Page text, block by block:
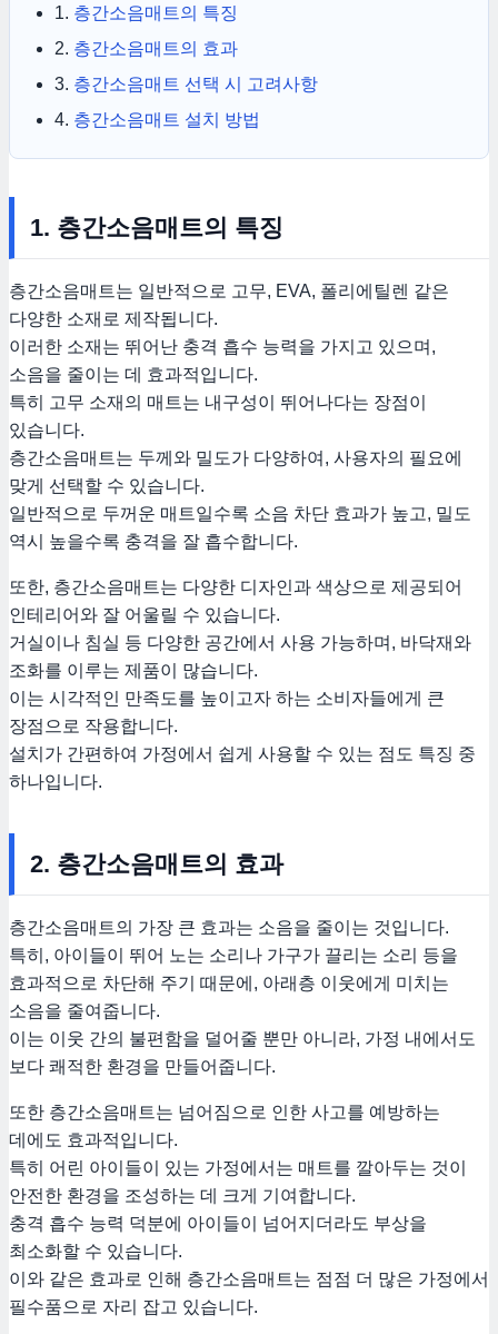
1. 층간소음매트의 특징
2. 층간소음매트의 효과
3. 층간소음매트 선택 시 고려사항
4. 층간소음매트 설치 방법
1. 층간소음매트의 특징
층간소음매트는 일반적으로 고무, EVA, 폴리에틸렌 같은
다양한 소재로 제작됩니다.
이러한 소재는 뛰어난 충격 흡수 능력을 가지고 있으며,
소음을 줄이는 데 효과적입니다.
특히 고무 소재의 매트는 내구성이 뛰어나다는 장점이
있습니다.
층간소음매트는 두께와 밀도가 다양하여, 사용자의 필요에
맞게 선택할 수 있습니다.
일반적으로 두꺼운 매트일수록 소음 차단 효과가 높고, 밀도
역시 높을수록 충격을 잘 흡수합니다.
또한, 층간소음매트는 다양한 디자인과 색상으로 제공되어
인테리어와 잘 어울릴 수 있습니다.
거실이나 침실 등 다양한 공간에서 사용 가능하며, 바닥재와
조화를 이루는 제품이 많습니다.
이는 시각적인 만족도를 높이고자 하는 소비자들에게 큰
장점으로 작용합니다.
설치가 간편하여 가정에서 쉽게 사용할 수 있는 점도 특징 중
하나입니다.
2. 층간소음매트의 효과
층간소음매트의 가장 큰 효과는 소음을 줄이는 것입니다.
특히, 아이들이 뛰어 노는 소리나 가구가 끌리는 소리 등을
효과적으로 차단해 주기 때문에, 아래층 이웃에게 미치는
소음을 줄여줍니다.
이는 이웃 간의 불편함을 덜어줄 뿐만 아니라, 가정 내에서도
보다 쾌적한 환경을 만들어줍니다.
또한 층간소음매트는 넘어짐으로 인한 사고를 예방하는
데에도 효과적입니다.
특히 어린 아이들이 있는 가정에서는 매트를 깔아두는 것이
안전한 환경을 조성하는 데 크게 기여합니다.
충격 흡수 능력 덕분에 아이들이 넘어지더라도 부상을
최소화할 수 있습니다.
이와 같은 효과로 인해 층간소음매트는 점점 더 많은 가정에서
필수품으로 자리 잡고 있습니다.